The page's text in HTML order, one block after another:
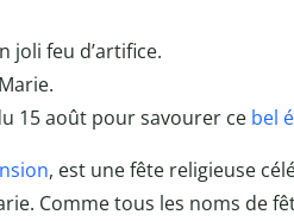
joli feu d’artifice.
15 août pour savourer ce bel
, est une fête religieuse
Comme tous les noms de